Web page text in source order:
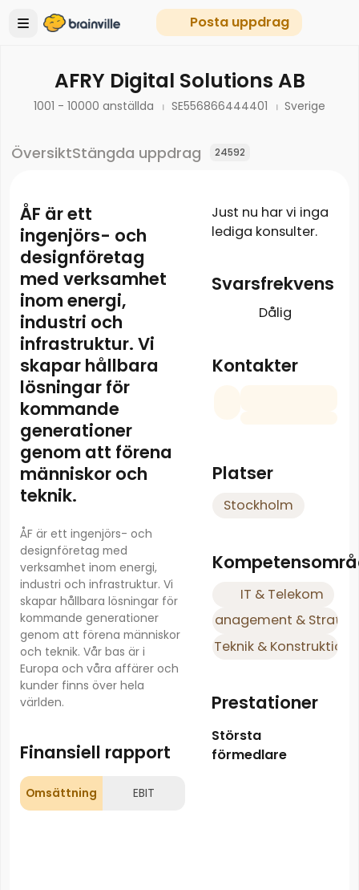
Posta uppdrag
AFRY Digital Solutions AB
1001 - 10000 anställda SE556866444401 Sverige
ÖversiktStängda uppdrag 24592
ÅF är ett
ingenjörs- och
designföretag
med verksamhet
inom energi,
industri och
infrastruktur. Vi
skapar hållbara
lösningar för
kommande
generationer
genom att förena
människor och
teknik.
ÅF är ett ingenjörs- och
designföretag med
verksamhet inom energi,
industri och infrastruktur. Vi
skapar hållbara lösningar för
kommande generationer
genom att förena människor
och teknik. Vår bas är i
Europa och våra affärer och
kunder finns över hela
världen.
Finansiell rapport
Omsättning EBIT
Just nu har vi inga
lediga konsulter.
Svarsfrekvens
Dålig
Kontakter
Platser
Stockholm
IT & Telekom
Management &
Teknik & Konstruktion
Prestationer
Största
förmedlare